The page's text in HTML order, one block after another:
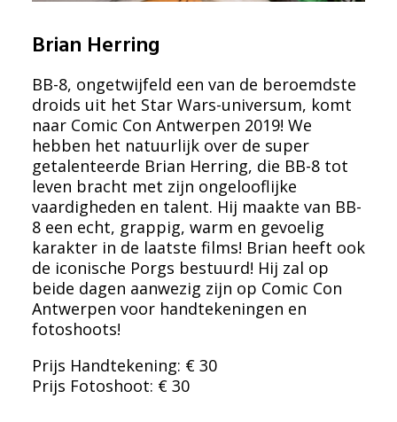
Brian Herring
BB-8, ongetwijfeld een van de beroemdste
droids uit het Star Wars-universum, komt
naar Comic Con Antwerpen 2019! We
hebben het natuurlijk over de super
getalenteerde Brian Herring, die BB-8 tot
leven bracht met zijn ongelooflijke
vaardigheden en talent. Hij maakte van BB-
8 een echt, grappig, warm en gevoelig
karakter in de laatste films! Brian heeft ook
de iconische Porgs bestuurd! Hij zal op
beide dagen aanwezig zijn op Comic Con
Antwerpen voor handtekeningen en
fotoshoots!
Prijs Handtekening: € 30
Prijs Fotoshoot: € 30